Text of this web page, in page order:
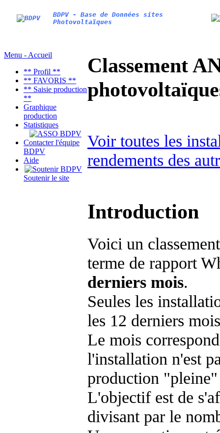
BDPV - Base de Données sites
Photovoltaïques
Menu - Accueil
** Profil **
** FAVORIS **
** Saisie production
**
Graphique
production
Statistiques
Contacter l'équipe
BDPV
Aide
Soutenir le site
Classement
Voir toutes les
rendements des
Introduction
Voici un
terme de rapport
derniers mois.
Seules les
les 12 derniers
Le mois
l'installation n'est
production "pleine"
L'objectif est de
divisant par le